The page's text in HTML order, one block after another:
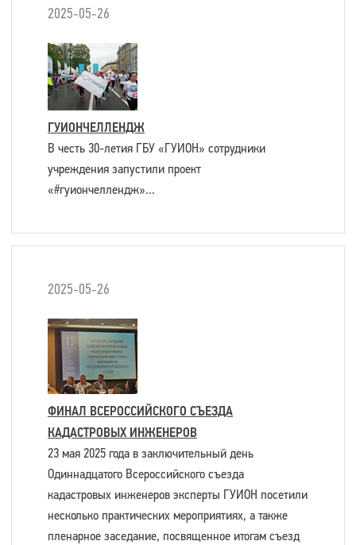
2025-05-26
ГУИОНЧЕЛЛЕНДЖ
В честь 30-летия ГБУ «ГУИОН» сотрудники
учреждения запустили проект
«#гуиончеллендж»...
2025-05-26
ФИНАЛ ВСЕРОССИЙСКОГО СЪЕЗДА
КАДАСТРОВЫХ ИНЖЕНЕРОВ
23 мая 2025 года в заключительный день
Одиннадцатого Всероссийского съезда
кадастровых инженеров эксперты ГУИОН посетили
несколько практических мероприятиях, а также
пленарное заседание, посвященное итогам съезд